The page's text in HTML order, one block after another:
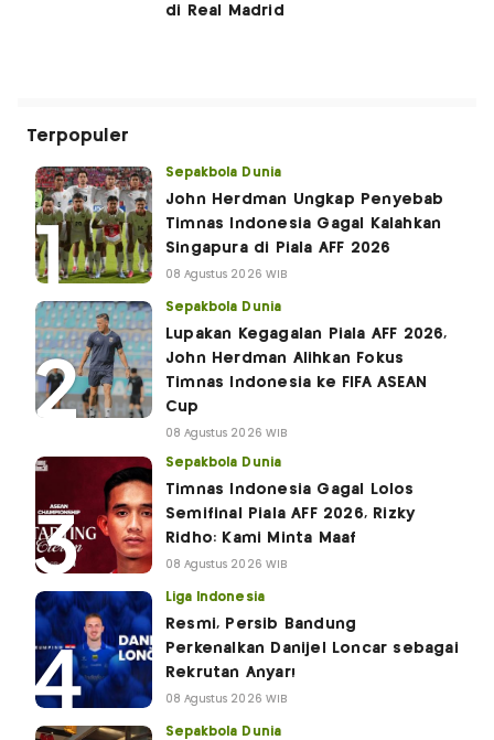
di Real Madrid
Terpopuler
Sepakbola Dunia
John Herdman Ungkap Penyebab
Timnas Indonesia Gagal Kalahkan
Singapura di Piala AFF 2026
08 Agustus 2026 WIB
Sepakbola Dunia
Lupakan Kegagalan Piala AFF 2026,
John Herdman Alihkan Fokus
Timnas Indonesia ke FIFA ASEAN
Cup
08 Agustus 2026 WIB
Sepakbola Dunia
Timnas Indonesia Gagal Lolos
Semifinal Piala AFF 2026, Rizky
Ridho: Kami Minta Maaf
08 Agustus 2026 WIB
Liga Indonesia
Resmi, Persib Bandung
Perkenalkan Danijel Loncar sebagai
Rekrutan Anyar!
08 Agustus 2026 WIB
Sepakbola Dunia